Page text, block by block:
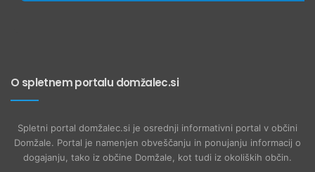
O spletnem portalu domžalec.si
Spletni portal domžalec.si je osrednji informativni portal v občini
Domžale. Portal je namenjen obveščanju in ponujanju informacij o
dogajanju, tako iz občine Domžale, kot tudi iz okoliških občin.